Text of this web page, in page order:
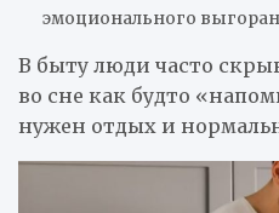
эмоционального
В быту люди часто
во сне как будто
нужен отдых и